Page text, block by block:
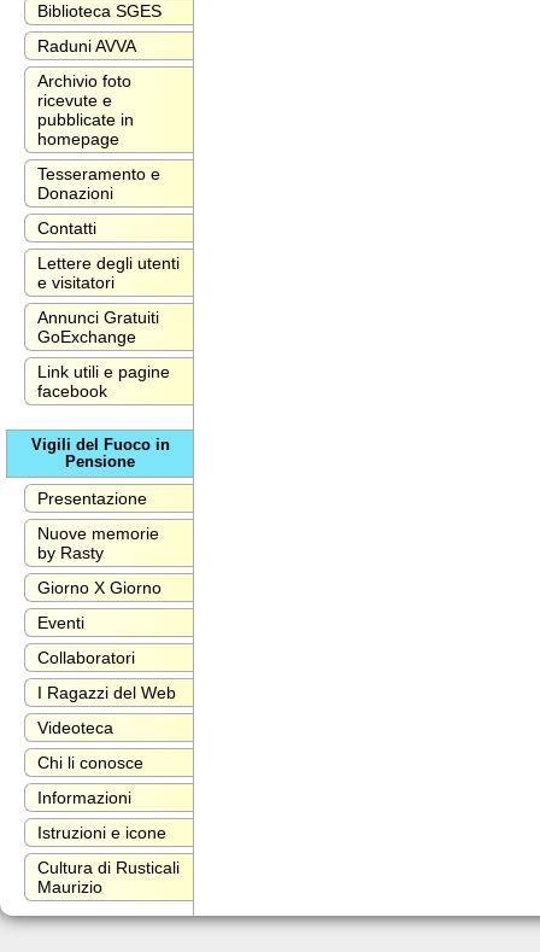
Biblioteca SGES
Raduni AVVA
Archivio foto
ricevute e
pubblicate in
homepage
Tesseramento e
Donazioni
Contatti
Lettere degli utenti
e visitatori
Annunci Gratuiti
GoExchange
Link utili e pagine
facebook
Vigili del Fuoco in
Pensione
Presentazione
Nuove memorie
by Rasty
Giorno X Giorno
Eventi
Collaboratori
I Ragazzi del Web
Videoteca
Chi li conosce
Informazioni
Istruzioni e icone
Cultura di Rusticali
Maurizio